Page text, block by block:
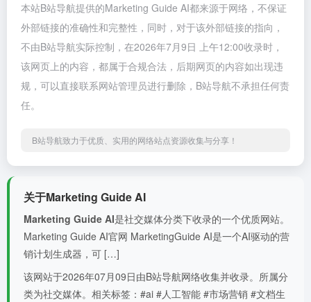
本站B站导航提供的Marketing Guide AI都来源于网络，不保证
外部链接的准确性和完整性，同时，对于该外部链接的指向，
不由B站导航实际控制，在2026年7月9日 上午12:00收录时，
该网页上的内容，都属于合规合法，后期网页的内容如出现违
规，可以直接联系网站管理员进行删除，B站导航不承担任何责
任。
B站导航致力于优质、实用的网络站点资源收集与分享！
关于Marketing Guide AI
Marketing Guide AI是社交媒体分类下收录的一个优质网站。
Marketing Guide AI官网 MarketingGuide AI是一个AI驱动的营
销计划生成器，可 […]
该网站于2026年07月09日由B站导航网络收集并收录。所属分
类为社交媒体。相关标签：#ai #人工智能 #市场营销 #文档生